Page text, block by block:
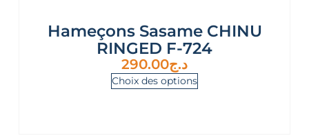
Hameçons Sasame CHINU
RINGED F-724
د.ج290.00
Choix des options